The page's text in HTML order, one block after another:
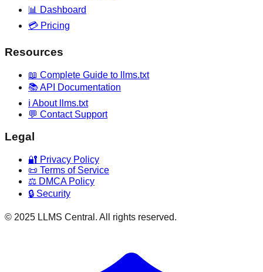
📊 Dashboard
💳 Pricing
Resources
📖 Complete Guide to llms.txt
📚 API Documentation
ℹ️ About llms.txt
💬 Contact Support
Legal
🔐 Privacy Policy
📜 Terms of Service
⚖️ DMCA Policy
🔒 Security
© 2025 LLMS Central. All rights reserved.